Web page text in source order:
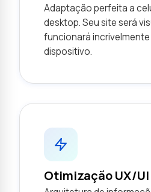
Adaptação perfeita a
desktop. Seu site será
funcionará
dispositivo.
Otimização UX/UI